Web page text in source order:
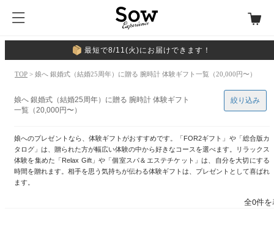
最短で8/11(火)にお届けできます！
TOP > 娘へ 銀婚式（結婚25周年）に贈る 腕時計 体験ギフト一覧（20,000円〜）
娘へ 銀婚式（結婚25周年）に贈る 腕時計 体験ギフト
一覧（20,000円〜）
娘へのプレゼントなら、体験ギフトがおすすめです。「FOR2ギフト」や「総合版カ
タログ」は、贈られた方が幅広い体験の中から好きなコースを選べます。リラックス
体験を集めた「Relax Gift」や「個室スパ＆エステチケット」は、自分を大切にする
時間を贈れます。相手を思う気持ちが伝わる体験ギフトは、プレゼントとして喜ばれ
ます。
絞り込み
全0件